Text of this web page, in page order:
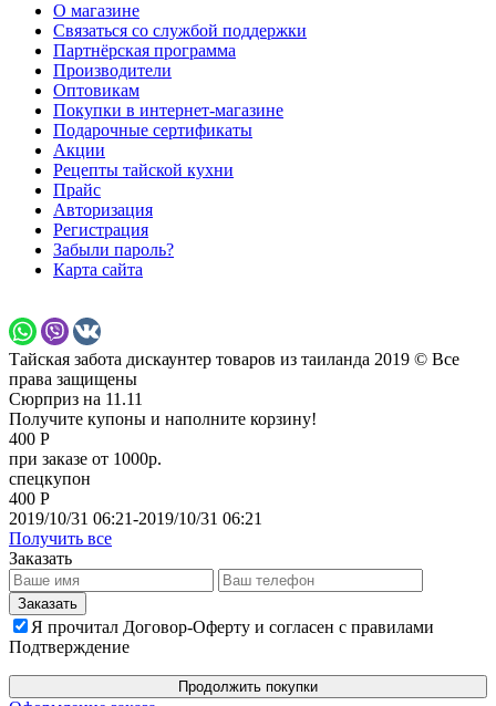
О магазине
Связаться со службой поддержки
Партнёрская программа
Производители
Оптовикам
Покупки в интернет-магазине
Подарочные сертификаты
Акции
Рецепты тайской кухни
Прайс
Авторизация
Регистрация
Забыли пароль?
Карта сайта
Тайская забота дискаунтер товаров из таиланда 2019 © Все
права защищены
Сюрприз на 11.11
Получите купоны и наполните корзину!
400 Р
при заказе от 1000р.
спецкупон
400 Р
2019/10/31 06:21-2019/10/31 06:21
Получить все
Заказать
Я прочитал Договор-Оферту и согласен с правилами
Подтверждение
Продолжить покупки